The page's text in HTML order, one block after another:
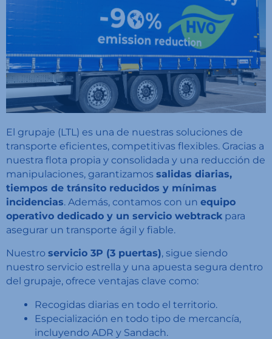
El grupaje (LTL) es una de nuestras soluciones de
transporte eficientes, competitivas flexibles. Gracias a
nuestra flota propia y consolidada y una reducción de
manipulaciones, garantizamos salidas diarias,
tiempos de tránsito reducidos y mínimas
incidencias. Además, contamos con un equipo
operativo dedicado y un servicio webtrackpara
asegurar un transporte ágil y fiable.
Nuestro servicio 3P (3 puertas), sigue siendo
nuestro servicio estrella y una apuesta segura dentro
del grupaje, ofrece ventajas clave como:
Recogidas diarias en todo el territorio.
Especialización en todo tipo de mercancía,
incluyendo ADR y Sandach.